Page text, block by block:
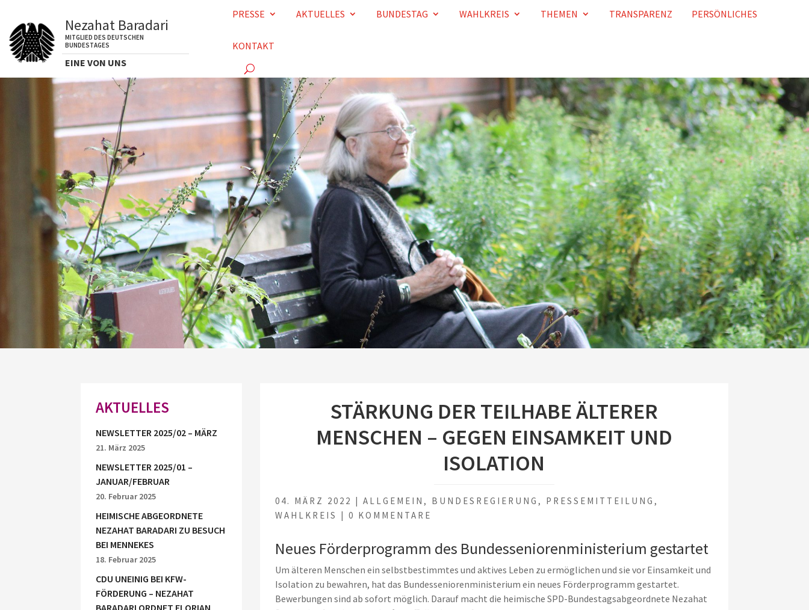
Nezahat Baradari
MITGLIED DES DEUTSCHEN
BUNDESTAGES
EINE VON UNS
PRESSE AKTUELLES BUNDESTAG WAHLKREIS THEMEN TRANSPARENZ PERSÖNLICHES
KONTAKT
STÄRKUNG DER TEILHABE ÄLTERER
MENSCHEN – GEGEN EINSAMKEIT UND
ISOLATION
04. MÄRZ 2022 | ALLGEMEIN , BUNDESREGIERUNG , PRESSEMITTEILUNG ,
WAHLKREIS | 0 KOMMENTARE
Neues Förderprogramm des Bundesseniorenministerium gestartet
Um älteren Menschen ein selbstbestimmtes und aktives Leben zu ermöglichen und sie vor Einsamkeit und
Isolation zu bewahren, hat das Bundesseniorenministerium ein neues Förderprogramm gestartet.
Bewerbungen sind ab sofort möglich. Darauf macht die heimische SPD-Bundestagsabgeordnete Nezahat
AKTUELLES
NEWSLETTER 2025/02 – MÄRZ
21. März 2025
NEWSLETTER 2025/01 –
JANUAR/FEBRUAR
20. Februar 2025
HEIMISCHE ABGEORDNETE
NEZAHAT BARADARI ZU BESUCH
BEI MENNEKES
18. Februar 2025
CDU UNEINIG BEI KFW-
FÖRDERUNG – NEZAHAT
BARADARI ORDNET FLORIAN